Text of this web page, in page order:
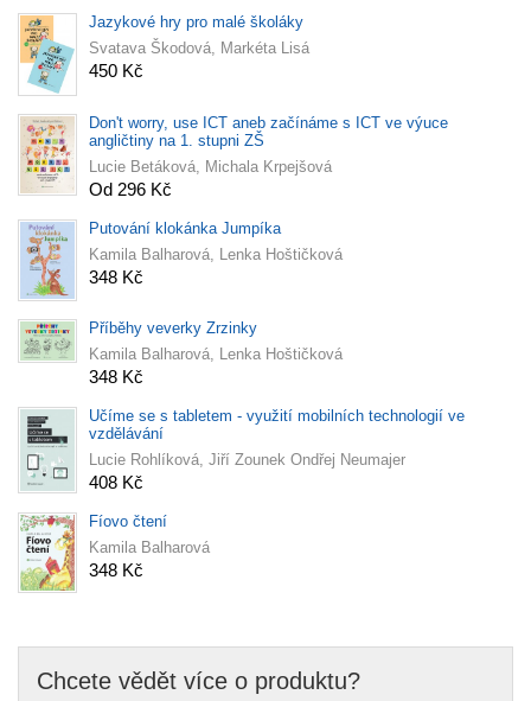
Jazykové hry pro malé školáky
Svatava Škodová, Markéta Lisá
450 Kč
Don't worry, use ICT aneb začínáme s ICT ve výuce
angličtiny na 1. stupni ZŠ
Lucie Betáková, Michala Krpejšová
Od 296 Kč
Putování klokánka Jumpíka
Kamila Balharová, Lenka Hoštičková
348 Kč
Příběhy veverky Zrzinky
Kamila Balharová, Lenka Hoštičková
348 Kč
Učíme se s tabletem - využití mobilních technologií ve
vzdělávání
Lucie Rohlíková, Jiří Zounek Ondřej Neumajer
408 Kč
Fíovo čtení
Kamila Balharová
348 Kč
Chcete vědět více o produktu?